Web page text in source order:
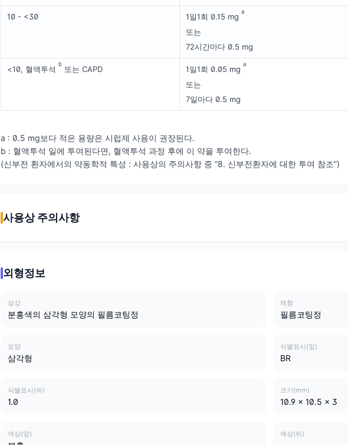
10 - <30 1일1회 0.15 mg
a
또는
72시간마다 0.5 mg
<10, 혈액투석
b
또는 CAPD 1일1회 0.05 mg
a
또는
7일마다 0.5 mg
a : 0.5 mg보다 적은 용량은 시럽제 사용이 권장된다.
b : 혈액투석 일에 투여된다면, 혈액투석 과정 후에 이 약을 투여한다.
(신부전 환자에서의 약동학적 특성 : 사용상의 주의사항 중 “8. 신부전환자에 대한 투여 참조”)
사용상 주의사항
외형정보
성상
분홍색의 삼각형 모양의 필름코팅정
제형
필름코팅정
모양
삼각형
식별표시(앞)
BR
식별표시(뒤)
1.0
크기(mm)
10.9 x 10.5 x 3
색상(앞) 색상(뒤)